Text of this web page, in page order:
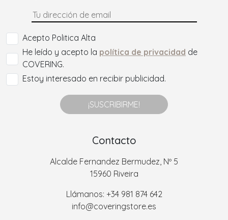
Acepto Politica Alta
He leído y acepto la política de privacidad de
COVERING.
Estoy interesado en recibir publicidad.
¡SUSCRIBIRME!
Contacto
Alcalde Fernandez Bermudez, Nº 5
15960 Riveira
Llámanos: +34 981 874 642
info@coveringstore.es